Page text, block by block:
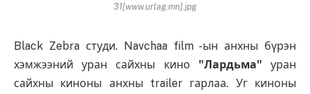
31[www.urlag.mn].jpg
Black Zebra студи. Navchaa film -ын анхны бүрэн
хэмжээний уран сайхны кино "Лардьма" уран
сайхны киноны анхны trailer гарлаа. Уг киноны